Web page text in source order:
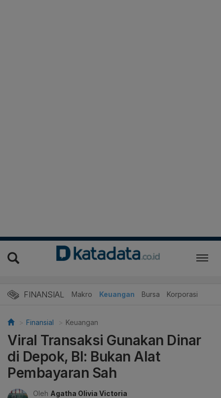
FINANSIAL Makro Keuangan Bursa Korporasi
Finansial Keuangan
Viral Transaksi Gunakan Dinar
di Depok, BI: Bukan Alat
Pembayaran Sah
Oleh Agatha Olivia Victoria